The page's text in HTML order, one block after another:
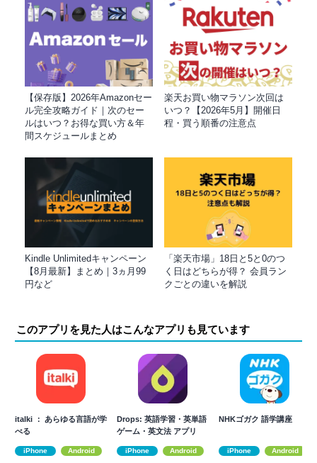
【保存版】2026年Amazonセー
ル完全攻略ガイド｜次のセー
ルはいつ？お得な買い方＆年
間スケジュールまとめ
楽天お買い物マラソン次回は
いつ？【2026年5月】開催日
程・買う順番の注意点
Kindle Unlimitedキャンペーン
【8月最新】まとめ｜3ヵ月99
円など
「楽天市場」18日と5と0のつ
く日はどちらが得？ 会員ラン
クごとの違いを解説
このアプリを見た人はこんなアプリも見ています
italki ： あらゆる言語が学
べる
iPhone Android
Drops: 英語学習・英単語
ゲーム・英文法 アプリ
iPhone Android
NHKゴガク 語学講座
iPhone Android